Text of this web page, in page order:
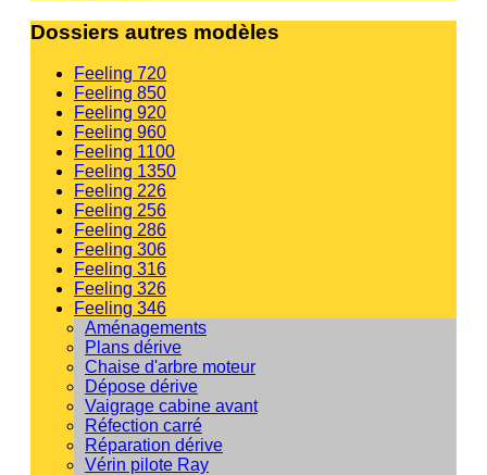
Dossiers autres modèles
Feeling 720
Feeling 850
Feeling 920
Feeling 960
Feeling 1100
Feeling 1350
Feeling 226
Feeling 256
Feeling 286
Feeling 306
Feeling 316
Feeling 326
Feeling 346
Aménagements
Plans dérive
Chaise d'arbre moteur
Dépose dérive
Vaigrage cabine avant
Réfection carré
Réparation dérive
Vérin pilote Ray